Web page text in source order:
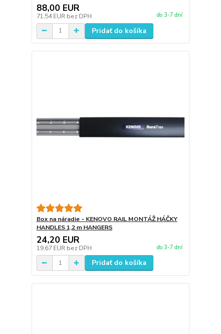
88,00 EUR
71,54 EUR bez DPH do 3-7 dní
Pridať do košíka
Box na náradie - KENOVO RAIL MONTÁŽ HÁČKY
HANDLES 1,2 m HANGERS
24,20 EUR
19,67 EUR bez DPH do 3-7 dní
Pridať do košíka